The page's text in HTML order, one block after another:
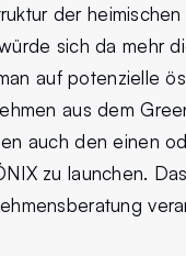
der
sich da mehr
auf potenzielle
aus dem
auch den einen
zu launchen.